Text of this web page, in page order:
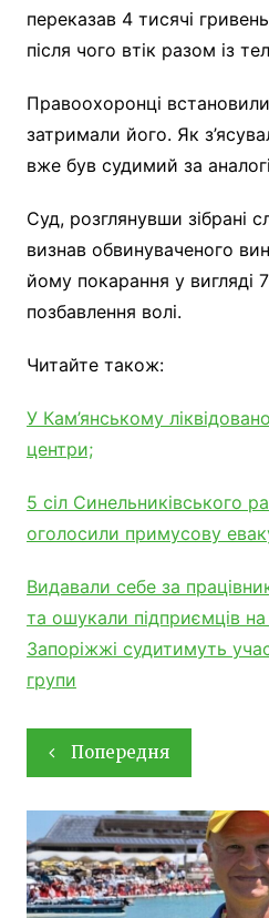
переказав 4 тисячі
після чого втік разом із
Правоохоронці
затримали його. Як
вже був судимий за
Суд, розглянувши зібрані
визнав обвинуваченого
йому покарання у вигляді 7
позбавлення волі.
Читайте також:
У Кам’янському
центри;
5 сіл Синельниківського
оголосили примусову
Видавали себе за
та ошукали підприємців
Запоріжжі судитимуть
групи
Навігація
записів
Попередня